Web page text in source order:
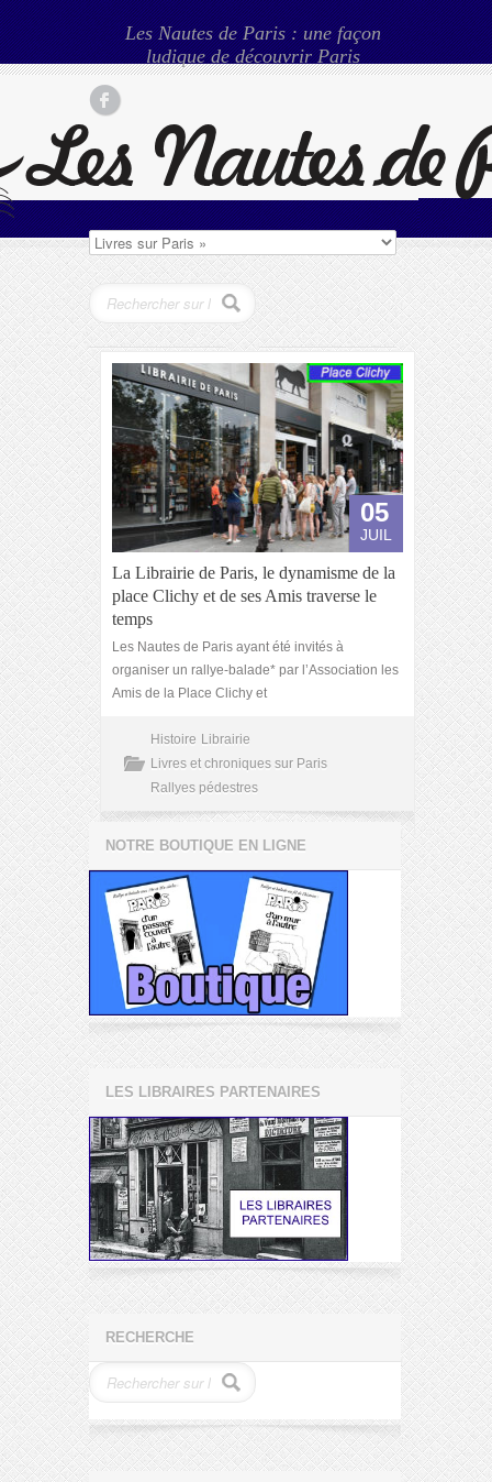
Les Nautes de Paris : une façon
ludique de découvrir Paris
05
JUIL
La Librairie de Paris, le dynamisme de la
place Clichy et de ses Amis traverse le
temps
Les Nautes de Paris ayant été invités à
organiser un rallye-balade* par l’Association les
Amis de la Place Clichy et
Histoire Librairie
Livres et chroniques sur Paris
Rallyes pédestres
NOTRE BOUTIQUE EN LIGNE
LES LIBRAIRES PARTENAIRES
RECHERCHE